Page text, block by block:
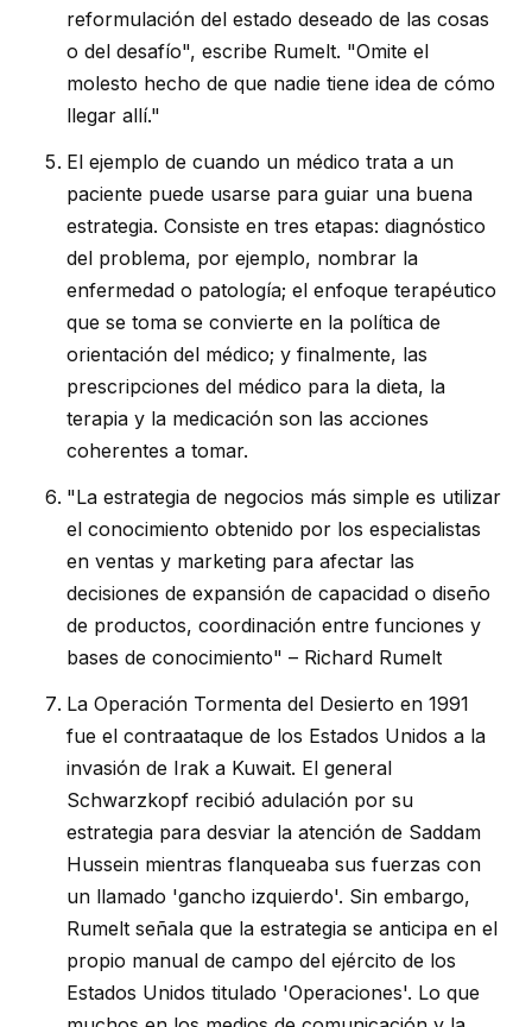
reformulación del estado deseado de las cosas
o del desafío", escribe Rumelt. "Omite el
molesto hecho de que nadie tiene idea de cómo
llegar allí."
El ejemplo de cuando un médico trata a un
paciente puede usarse para guiar una buena
estrategia. Consiste en tres etapas: diagnóstico
del problema, por ejemplo, nombrar la
enfermedad o patología; el enfoque terapéutico
que se toma se convierte en la política de
orientación del médico; y finalmente, las
prescripciones del médico para la dieta, la
terapia y la medicación son las acciones
coherentes a tomar.
"La estrategia de negocios más simple es utilizar
el conocimiento obtenido por los especialistas
en ventas y marketing para afectar las
decisiones de expansión de capacidad o diseño
de productos, coordinación entre funciones y
bases de conocimiento" – Richard Rumelt
La Operación Tormenta del Desierto en 1991
fue el contraataque de los Estados Unidos a la
invasión de Irak a Kuwait. El general
Schwarzkopf recibió adulación por su
estrategia para desviar la atención de Saddam
Hussein mientras flanqueaba sus fuerzas con
un llamado 'gancho izquierdo'. Sin embargo,
Rumelt señala que la estrategia se anticipa en el
propio manual de campo del ejército de los
Estados Unidos titulado 'Operaciones'. Lo que